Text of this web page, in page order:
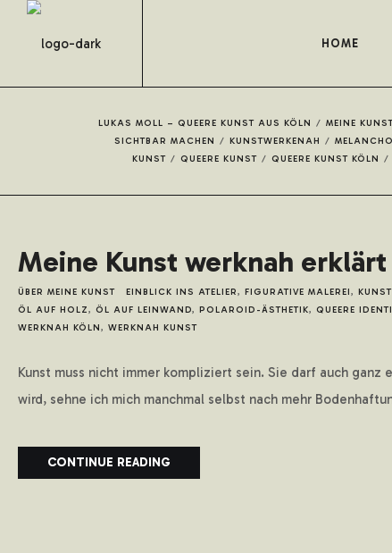
HOME
LUKAS MOLL – QUEERE KUNST AUS KÖLN / MEINE
SICHTBAR MACHEN / KUNSTWERKENAH /
KUNST / QUEERE KUNST / QUEERE KUNST KÖLN /
Meine Kunst werknah erklärt
ÜBER MEINE KUNST EINBLICK INS ATELIER, FIGURATIVE MALEREI,
ÖL AUF HOLZ, ÖL AUF LEINWAND, POLAROID-ÄSTHETIK, QUEERE
WERKNAH KÖLN, WERKNAH KUNST
Kunst muss nicht immer kompliziert sein. Sie darf auch
wird, sehne ich mich manchmal selbst nach mehr
CONTINUE READING